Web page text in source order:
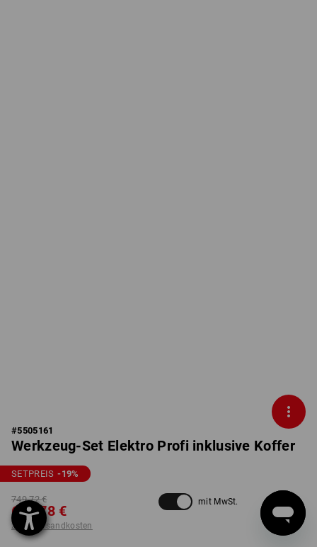
#5505161
Werkzeug-Set Elektro Profi inklusive Koffer
SETPREIS -19%
749,72 €
606,78 €
zzgl. Versandkosten
mit MwSt.